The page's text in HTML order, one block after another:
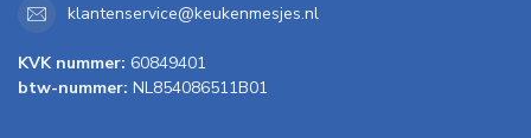
klantenservice@keukenmesjes.nl
KVK nummer: 60849401
btw-nummer: NL854086511B01